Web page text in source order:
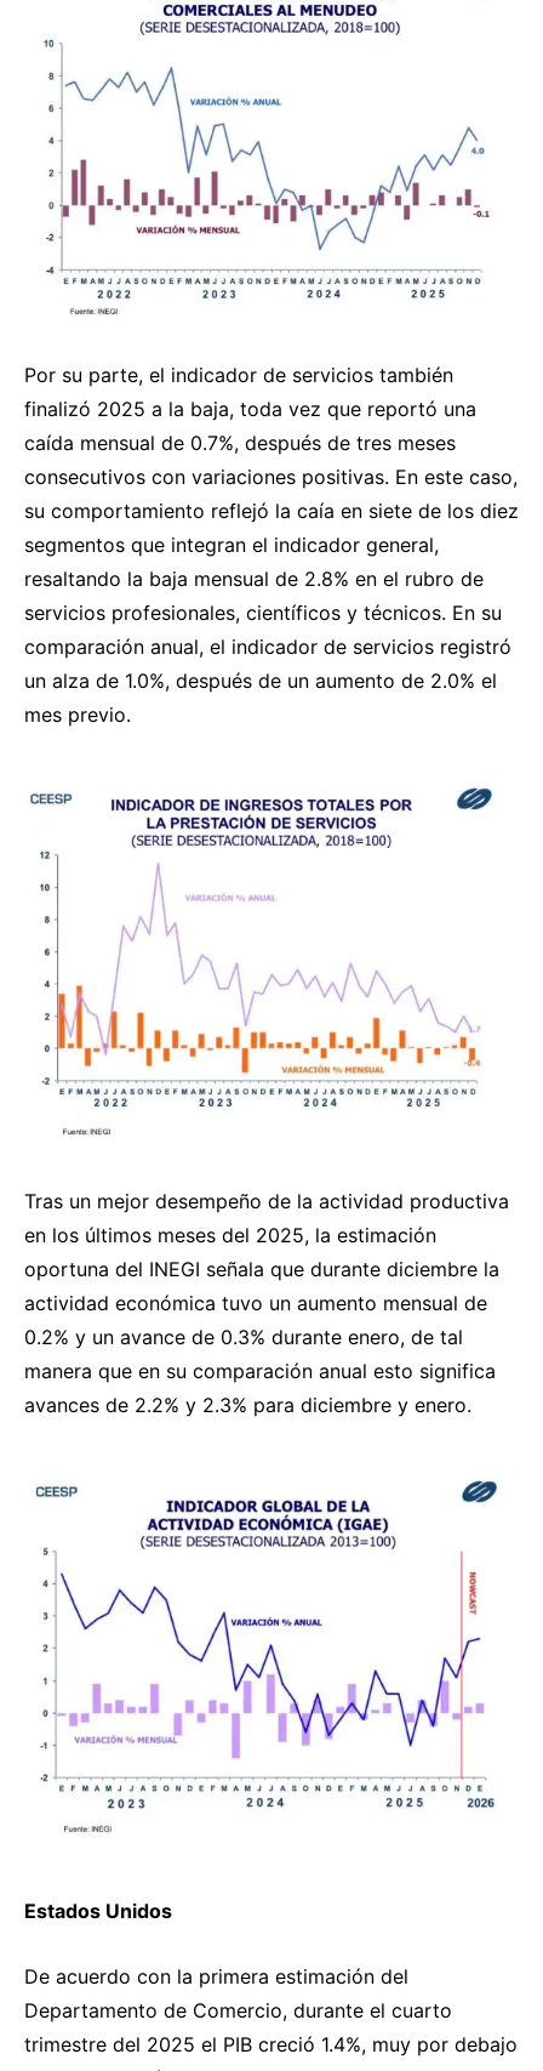
Por su parte, el indicador de servicios también
finalizó 2025 a la baja, toda vez que reportó una
caída mensual de 0.7%, después de tres meses
consecutivos con variaciones positivas. En este caso,
su comportamiento reflejó la caía en siete de los diez
segmentos que integran el indicador general,
resaltando la baja mensual de 2.8% en el rubro de
servicios profesionales, científicos y técnicos. En su
comparación anual, el indicador de servicios registró
un alza de 1.0%, después de un aumento de 2.0% el
mes previo.
Tras un mejor desempeño de la actividad productiva
en los últimos meses del 2025, la estimación
oportuna del INEGI señala que durante diciembre la
actividad económica tuvo un aumento mensual de
0.2% y un avance de 0.3% durante enero, de tal
manera que en su comparación anual esto significa
avances de 2.2% y 2.3% para diciembre y enero.
Estados Unidos
De acuerdo con la primera estimación del
Departamento de Comercio, durante el cuarto
trimestre del 2025 el PIB creció 1.4%, muy por debajo